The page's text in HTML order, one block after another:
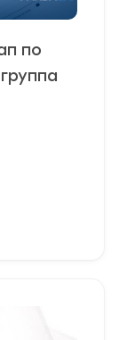
по